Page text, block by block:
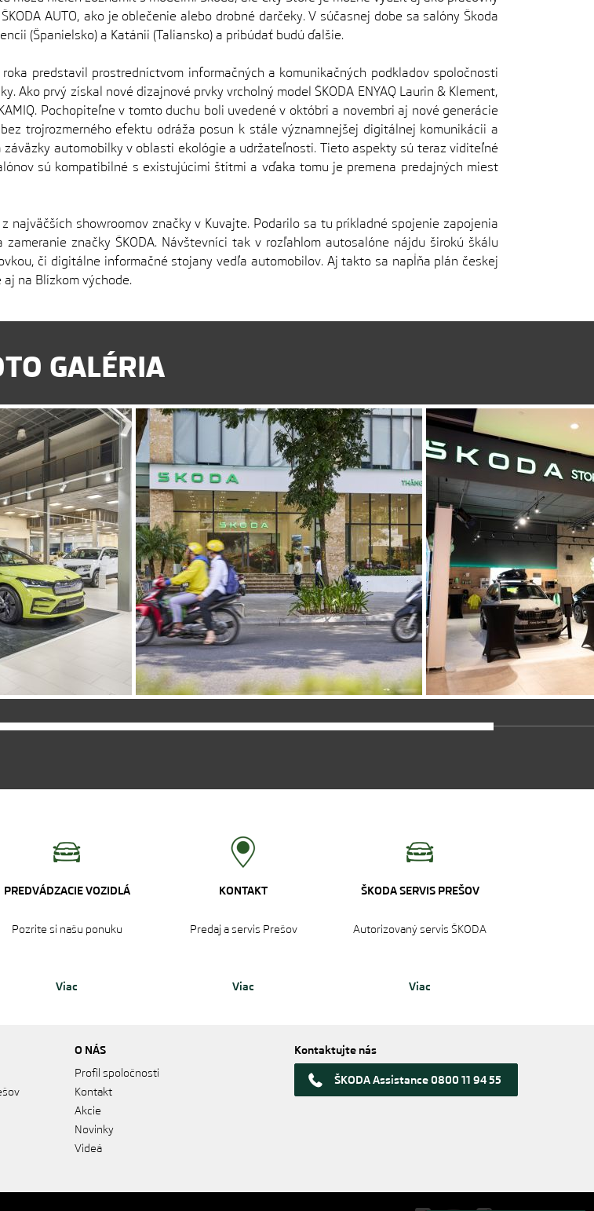
AUTO, ako je oblečenie alebo drobné darčeky. V súčasnej dobe sa salóny Škoda
(Španielsko) a Katánii (Taliansko) a pribúdať budú ďalšie.
predstavil prostredníctvom informačných a komunikačných podkladov spoločnosti
Ako prvý získal nové dizajnové prvky vrcholný model ŠKODA ENYAQ Laurin & Klement,
Pochopiteľne v tomto duchu boli uvedené v októbri a novembri aj nové generácie
bez trojrozmerného efektu odráža posun k stále významnejšej digitálnej komunikácii a
automobilky v oblasti ekológie a udržateľnosti. Tieto aspekty sú teraz viditeľné
sú kompatibilné s existujúcimi štítmi a vďaka tomu je premena predajných miest
najväčších showroomov značky v Kuvajte. Podarilo sa tu príkladné spojenie zapojenia
značky ŠKODA. Návštevníci tak v rozľahlom autosalóne nájdu širokú škálu
či digitálne informačné stojany vedľa automobilov. Aj takto sa napĺňa plán českej
na Blízkom východe.
GALÉRIA
PREDVÁDZACIE VOZIDLÁ
Pozrite si našu ponuku‎
Viac
KONTAKT
Predaj a servis Prešov
Viac
ŠKODA SERVIS PREŠOV
Autorizovaný servis ŠKODA
Viac
O NÁS
Profil spoločnosti
Kontakt
Akcie
Novinky
Videá
Kontaktujte nás
ŠKODA Assistance 0800 11 94 55